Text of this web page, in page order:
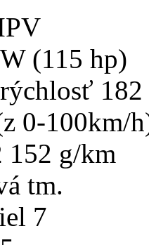
(115 hp)
0-100km/
152 g/km
tm.
7